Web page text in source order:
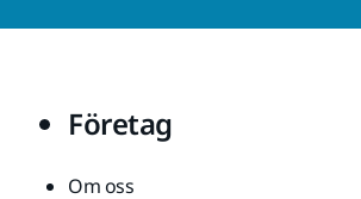
Företag
Om oss